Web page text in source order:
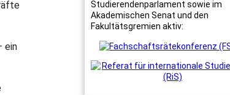
ein
Studierendenparlament sowie im
Akademischen Senat und den
Fakultätsgremien aktiv: